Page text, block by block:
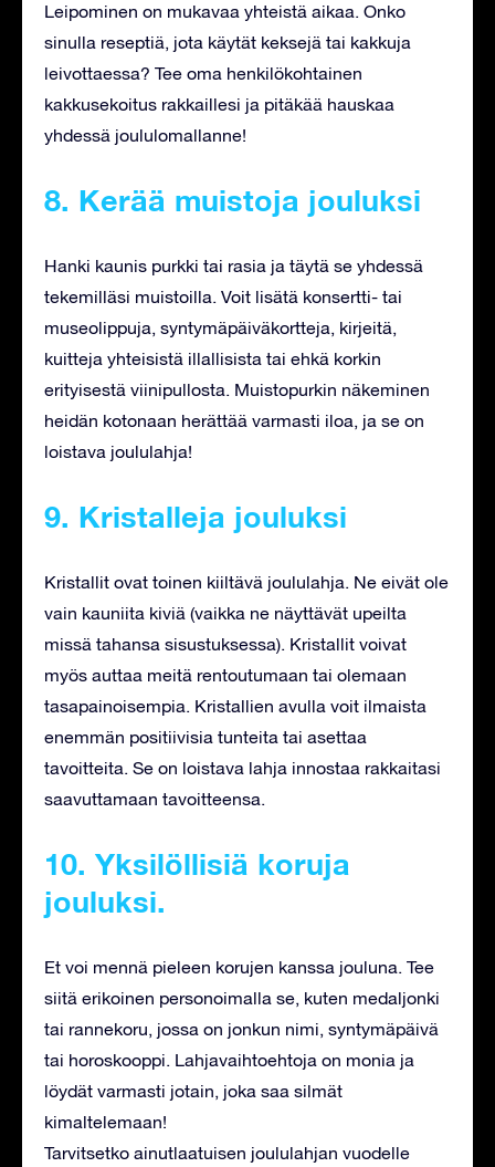
Leipominen on mukavaa yhteistä aikaa. Onko
sinulla reseptiä, jota käytät keksejä tai kakkuja
leivottaessa? Tee oma henkilökohtainen
kakkusekoitus rakkaillesi ja pitäkää hauskaa
yhdessä joululomallanne!
8. Kerää muistoja jouluksi
Hanki kaunis purkki tai rasia ja täytä se yhdessä
tekemilläsi muistoilla. Voit lisätä konsertti- tai
museolippuja, syntymäpäiväkortteja, kirjeitä,
kuitteja yhteisistä illallisista tai ehkä korkin
erityisestä viinipullosta. Muistopurkin näkeminen
heidän kotonaan herättää varmasti iloa, ja se on
loistava joululahja!
9. Kristalleja jouluksi
Kristallit ovat toinen kiiltävä joululahja. Ne eivät ole
vain kauniita kiviä (vaikka ne näyttävät upeilta
missä tahansa sisustuksessa). Kristallit voivat
myös auttaa meitä rentoutumaan tai olemaan
tasapainoisempia. Kristallien avulla voit ilmaista
enemmän positiivisia tunteita tai asettaa
tavoitteita. Se on loistava lahja innostaa rakkaitasi
saavuttamaan tavoitteensa.
10. Yksilöllisiä koruja
jouluksi.
Et voi mennä pieleen korujen kanssa jouluna. Tee
siitä erikoinen personoimalla se, kuten medaljonki
tai rannekoru, jossa on jonkun nimi, syntymäpäivä
tai horoskooppi. Lahjavaihtoehtoja on monia ja
löydät varmasti jotain, joka saa silmät
kimaltelemaan!
Tarvitsetko ainutlaatuisen joululahjan vuodelle